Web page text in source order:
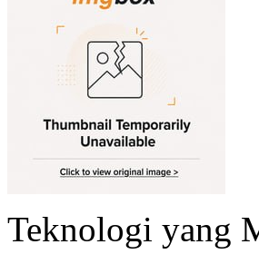
Teknologi yang